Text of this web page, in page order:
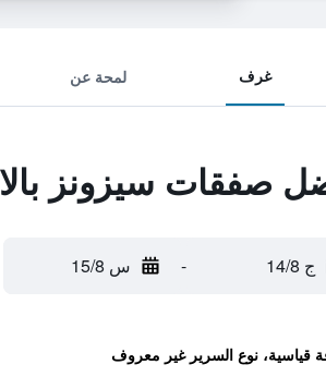
غرف لمحة عن
صفقات سيزونز
ج 14/8 - س 15/8
قياسية، نوع السرير غير معروف